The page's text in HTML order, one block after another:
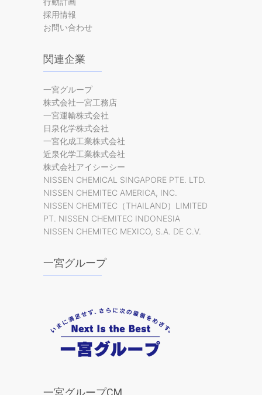
採用情報
お問い合わせ
関連企業
一宮グループ
株式会社一宮工務店
一宮運輸株式会社
日泉化学株式会社
一宮化成工業株式会社
近泉化学工業株式会社
株式会社アイシーシー
NISSEN CHEMICAL SINGAPORE PTE. LTD.
NISSEN CHEMITEC AMERICA, INC.
NISSEN CHEMITEC（THAILAND）LIMITED
PT. NISSEN CHEMITEC INDONESIA
NISSEN CHEMITEC MEXICO, S.A. DE C.V.
一宮グループ
一宮グループCM